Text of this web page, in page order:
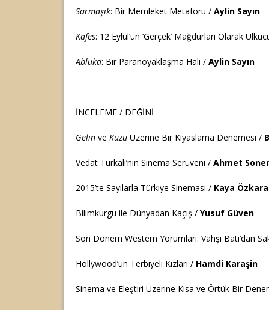
Sarmaşık: Bir Memleket Metaforu / Aylin Sayın
Kafes: 12 Eylül’ün ‘Gerçek’ Mağdurları Olarak
Abluka: Bir Paranoyaklaşma Hali / Aylin Sayın
İNCELEME / DEĞİNİ
Gelin ve Kuzu Üzerine Bir Kıyaslama Denemesi /
Vedat Türkali’nin Sinema Serüveni / Ahmet Soner
2015’te Sayılarla Türkiye Sineması / Kaya
Bilimkurgu ile Dünyadan Kaçış / Yusuf Güven
Son Dönem Western Yorumları: Vahşi Batı’dan
Hollywood’un Terbiyeli Kızları / Hamdi Karaşin
Sinema ve Eleştiri Üzerine Kısa ve Örtük Bir